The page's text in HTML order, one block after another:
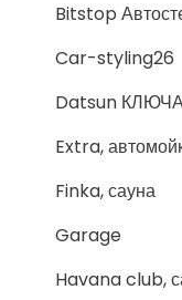
Bitstop
Car-styling26
Datsun
Extra,
Finka, сауна
Garage
Havana club,